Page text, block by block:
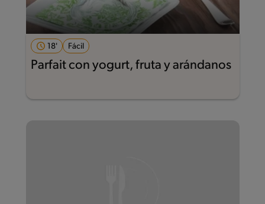
18' Fácil
Parfait con yogurt, fruta y arándanos